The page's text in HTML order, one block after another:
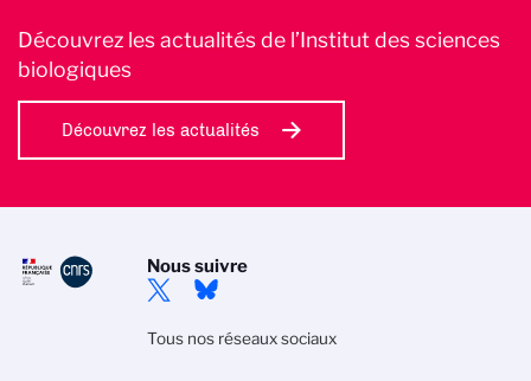
Découvrez les actualités de l’Institut des sciences
biologiques
Découvrez les actualités
Nous suivre
Tous nos réseaux sociaux